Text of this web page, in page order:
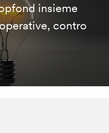
insieme
contro